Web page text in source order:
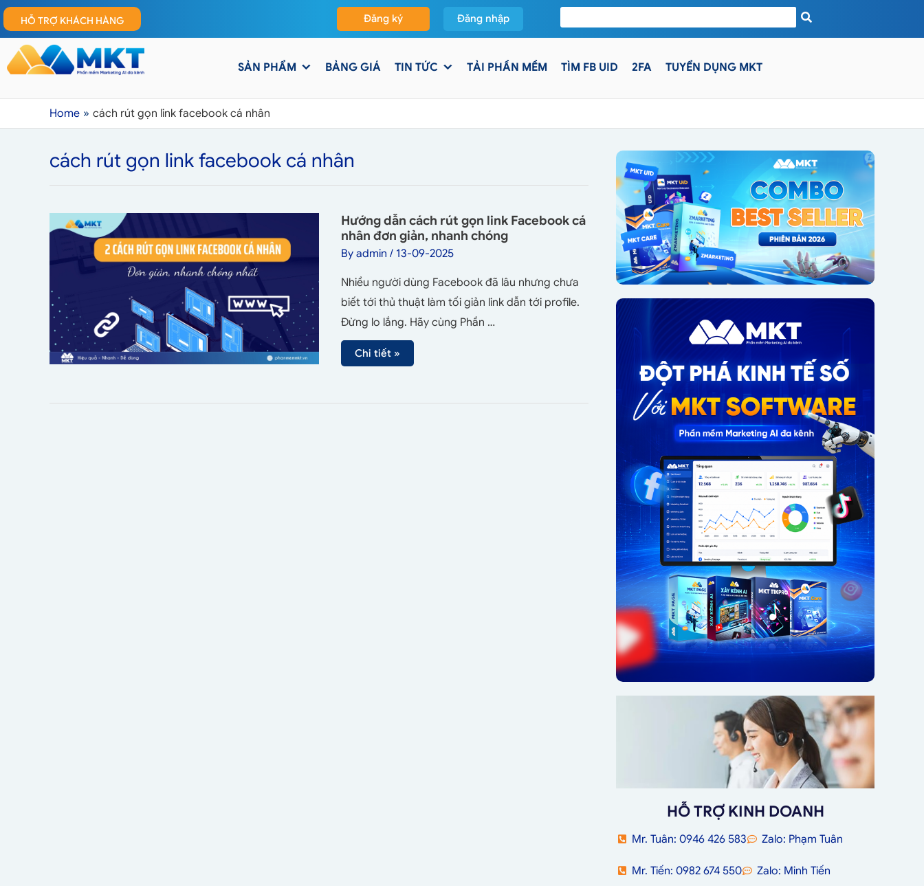
HỖ TRỢ KHÁCH HÀNG Đăng ký Đăng nhập
SẢN PHẨM BẢNG GIÁ TIN TỨC TẢI PHẦN MỀM TÌM FB UID 2FA TUYỂN DỤNG MKT
Home cách rút gọn link facebook cá nhân
cách rút gọn link facebook cá nhân
Hướng dẫn cách rút gọn link Facebook cá
nhân đơn giản, nhanh chóng
By admin / 13-09-2025
Nhiều người dùng Facebook đã lâu nhưng chưa
biết tới thủ thuật làm tối giản link dẫn tới profile.
Đừng lo lắng. Hãy cùng Phần …
Chi tiết »
HỖ TRỢ KINH DOANH
Mr. Tuân: 0946 426 583 Zalo: Phạm Tuân
Mr. Tiến: 0982 674 550 Zalo: Minh Tiến